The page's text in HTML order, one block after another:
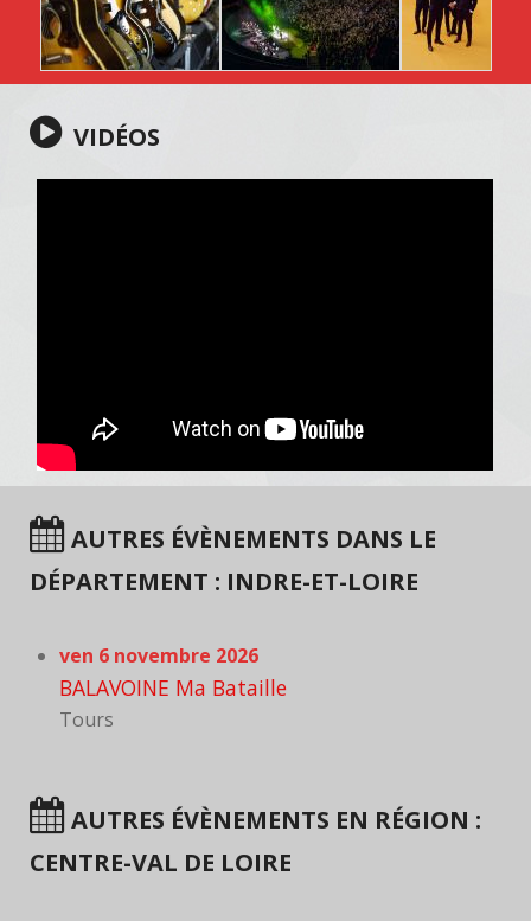
VIDÉOS
AUTRES ÉVÈNEMENTS DANS LE
DÉPARTEMENT : INDRE-ET-LOIRE
ven 6 novembre 2026
BALAVOINE Ma Bataille
Tours
AUTRES ÉVÈNEMENTS EN RÉGION :
CENTRE-VAL DE LOIRE